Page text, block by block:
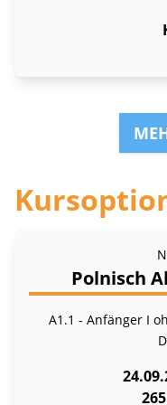
Polnisch
A1.1 - Anfänger I